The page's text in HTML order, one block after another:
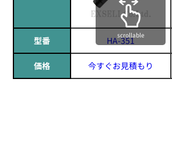
型番 HA-351
価格 今すぐお見積もり
scrollable